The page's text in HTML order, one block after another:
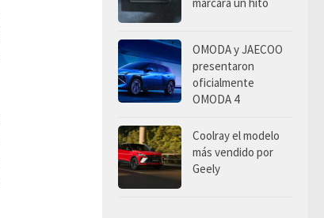
OMODA y JAECOO
presentaron
oficialmente
OMODA 4
Coolray el modelo
más vendido por
Geely